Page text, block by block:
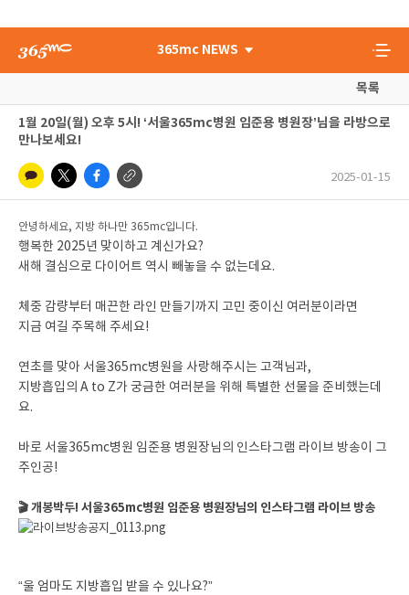
365mc NEWS
목록
1월 20일(월) 오후 5시! ‘서울365mc병원 임준용 병원장’님을 라방으로
만나보세요!
2025-01-15
안녕하세요, 지방 하나만 365mc입니다.
행복한 2025년 맞이하고 계신가요?
새해 결심으로 다이어트 역시 빼놓을 수 없는데요.
체중 감량부터 매끈한 라인 만들기까지 고민 중이신 여러분이라면
지금 여길 주목해 주세요!
연초를 맞아 서울365mc병원을 사랑해주시는 고객님과,
지방흡입의 A to Z가 궁금한 여러분을 위해 특별한 선물을 준비했는데
요.
바로 서울365mc병원 임준용 병원장님의 인스타그램 라이브 방송이 그
주인공!
🎬 개봉박두! 서울365mc병원 임준용 병원장님의 인스타그램 라이브 방송
“울 엄마도 지방흡입 받을 수 있나요?”